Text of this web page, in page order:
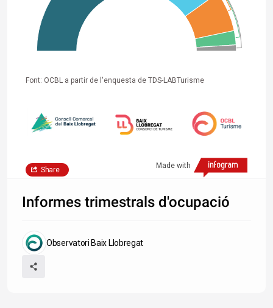
Font: OCBL a partir de l'enquesta de TDS-LABTurisme
Made with
Share
Informes trimestrals d'ocupació
Observatori Baix Llobregat